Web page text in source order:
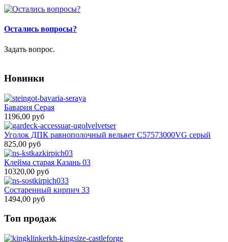
Остались вопросы?
Задать вопрос.
Новинки
Бавария Серая
1196,00 руб
Уголок ДПК равнополочный вельвет C57573000VG серый
825,00 руб
Клейма старая Казань 03
10320,00 руб
Состаренный кирпич 33
1494,00 руб
Топ продаж